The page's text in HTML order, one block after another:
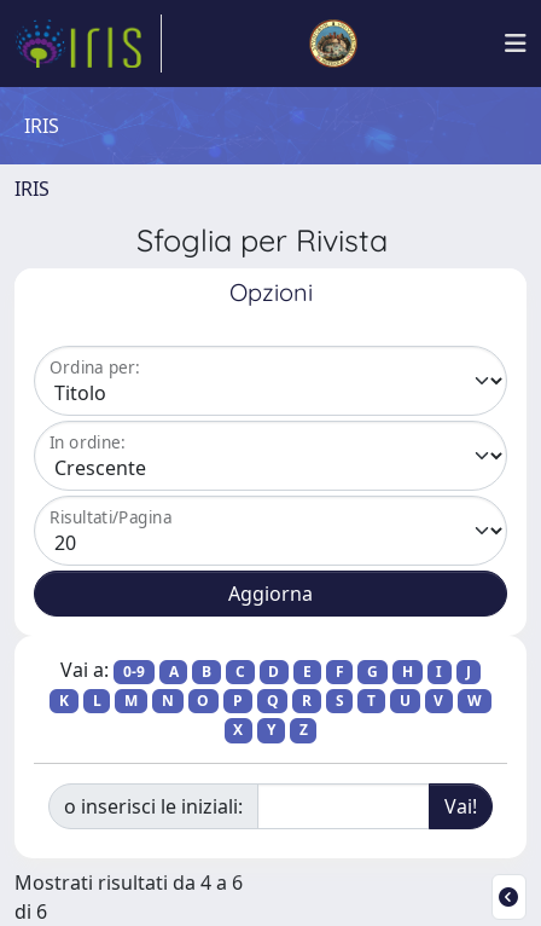
IRIS
IRIS
Sfoglia per Rivista
Opzioni
Ordina per:
In ordine:
Risultati/Pagina
Vai a: 0-9 A B C D E F G H I
J
K
L M N O P Q R S T U V
W
X
Y Z
o inserisci le iniziali:
Mostrati risultati da 4 a 6
di 6